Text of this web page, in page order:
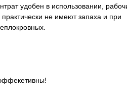
удобен в использовании,
не имеют запаха и при